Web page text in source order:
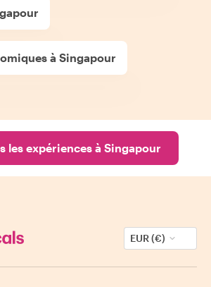
à Singapour
les expériences à Singapour
EUR (€)